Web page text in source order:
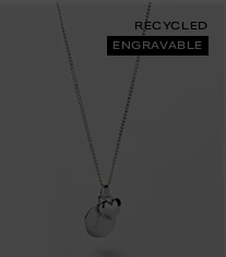
RECYCLED
ENGRAVABLE